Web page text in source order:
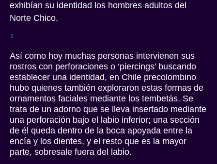
exhibían su identidad los hombres adultos del
Norte Chico.
Así como hoy muchas personas intervienen sus
rostros con perforaciones o ‘piercings’ buscando
establecer una identidad, en Chile precolombino
hubo quienes también exploraron estas formas de
ornamentos faciales mediante los tembetás. Se
trata de un adorno que se lleva insertado mediante
una perforación bajo el labio inferior; una sección
de él queda dentro de la boca apoyada entre la
encía y los dientes, y el resto que es la mayor
parte, sobresale fuera del labio.